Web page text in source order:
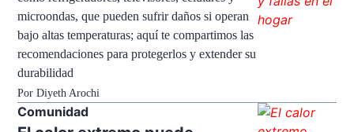
microondas, que pueden sufrir daños si operan
bajo altas temperaturas; aquí te compartimos las
recomendaciones para protegerlos y extender su
durabilidad
Por Diyeth Arochi
Comunidad